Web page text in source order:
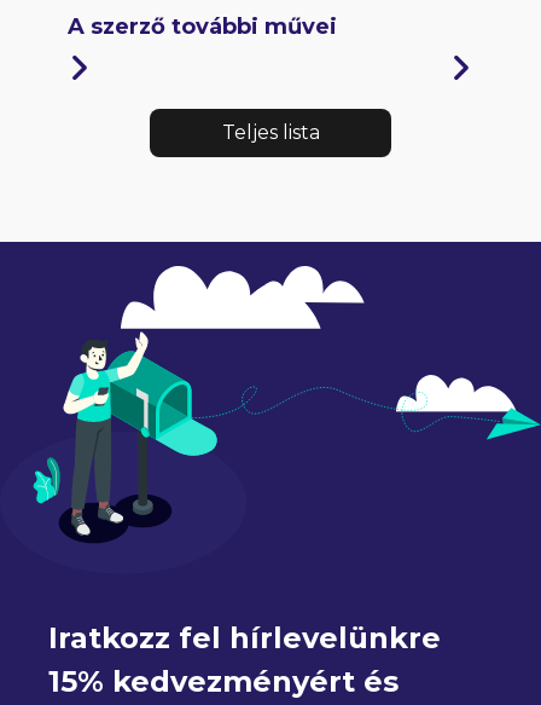
A szerző további művei
Teljes lista
Iratkozz fel hírlevelünkre
15% kedvezményért és